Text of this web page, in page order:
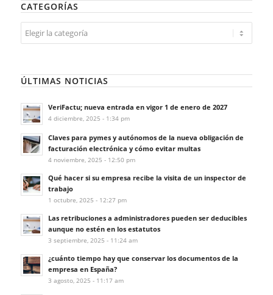
CATEGORÍAS
Categorías
ÚLTIMAS NOTICIAS
VeriFactu; nueva entrada en vigor 1 de enero de 2027
4 diciembre, 2025 - 1:34 pm
Claves para pymes y autónomos de la nueva obligación de
facturación electrónica y cómo evitar multas
4 noviembre, 2025 - 12:50 pm
Qué hacer si su empresa recibe la visita de un inspector de
trabajo
1 octubre, 2025 - 12:27 pm
Las retribuciones a administradores pueden ser deducibles
aunque no estén en los estatutos
3 septiembre, 2025 - 11:24 am
¿cuánto tiempo hay que conservar los documentos de la
empresa en España?
3 agosto, 2025 - 11:17 am